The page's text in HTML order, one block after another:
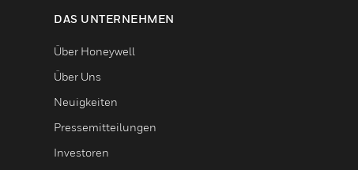
DAS UNTERNEHMEN
Über Honeywell
Über Uns
Neuigkeiten
Pressemitteilungen
Investoren